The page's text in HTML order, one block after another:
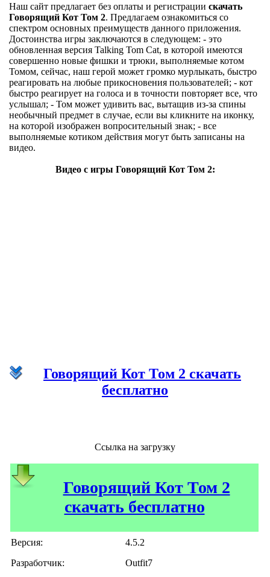
Наш сайт предлагает без оплаты и регистрации скачать
Говорящий Кот Том 2. Предлагаем ознакомиться со
спектром основных преимуществ данного приложения.
Достоинства игры заключаются в следующем: - это
обновленная версия Talking Tom Cat, в которой имеются
совершенно новые фишки и трюки, выполняемые котом
Томом, сейчас, наш герой может громко мурлыкать, быстро
реагировать на любые прикосновения пользователей; - кот
быстро реагирует на голоса и в точности повторяет все, что
услышал; - Том может удивить вас, вытащив из-за спины
необычный предмет в случае, если вы кликните на иконку,
на которой изображен вопросительный знак; - все
выполняемые котиком действия могут быть записаны на
видео.
Видео с игры Говорящий Кот Том 2:
Говорящий Кот Том 2 скачать
бесплатно
Ссылка на загрузку
Говорящий Кот Том 2
скачать бесплатно
Версия:
4.5.2
Разработчик:
Outfit7